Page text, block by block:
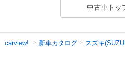
中古車トッ
carview! 新車カタログ スズキ